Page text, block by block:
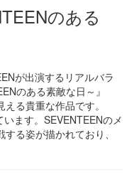
のある
が出演するリアルバラ
のある素敵な日～』
る貴重な作品です。
ます。SEVENTEENのメ
る姿が描かれており、